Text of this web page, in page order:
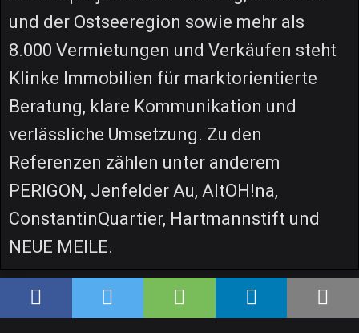
und der Ostseeregion sowie mehr als
8.000 Vermietungen und Verkäufen steht
Klinke Immobilien für marktorientierte
Beratung, klare Kommunikation und
verlässliche Umsetzung. Zu den
Referenzen zählen unter anderem
PERIGON, Jenfelder Au, AltOH!na,
ConstantinQuartier, Hartmannstift und
NEUE MEILE.